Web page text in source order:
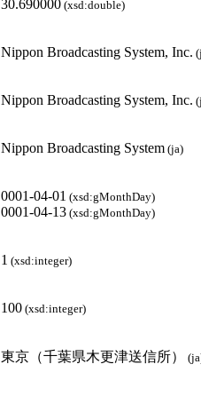
30.690000 (xsd:double)
Nippon Broadcasting System, Inc.
Nippon Broadcasting System, Inc.
Nippon Broadcasting System (ja)
0001-04-01 (xsd:gMonthDay)
0001-04-13 (xsd:gMonthDay)
1 (xsd:integer)
100 (xsd:integer)
東京（千葉県木更津送信所）